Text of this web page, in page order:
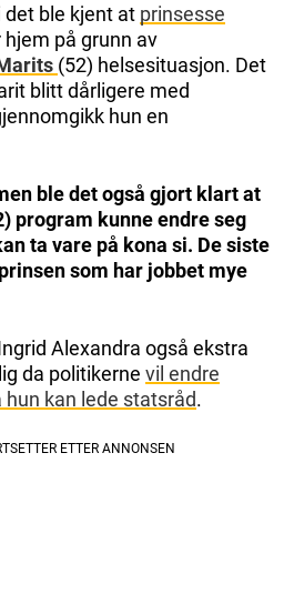
det ble kjent at prinsesse
på grunn av
(52) helsesituasjon. Det
blitt dårligere med
hun en
ble det også gjort klart at
program kunne endre seg
ta vare på kona si. De siste
som har jobbet mye
Alexandra også ekstra
da politikerne vil endre
kan lede statsråd.